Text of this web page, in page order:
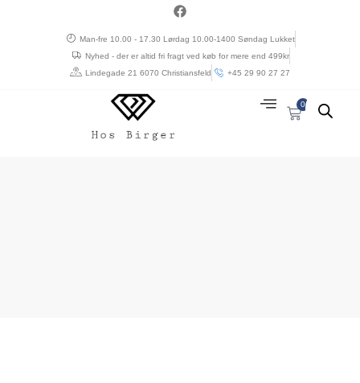
a
e
o
o
Man-fre 10.00 - 17.30 Lørdag 10.00-1400 Søndag Lukket
Nyhed - der er altid fri fragt ved køb for mere end 499kr
Lindegade 21 6070 Christiansfeld
+45 29 90 27 27
0
Kurv